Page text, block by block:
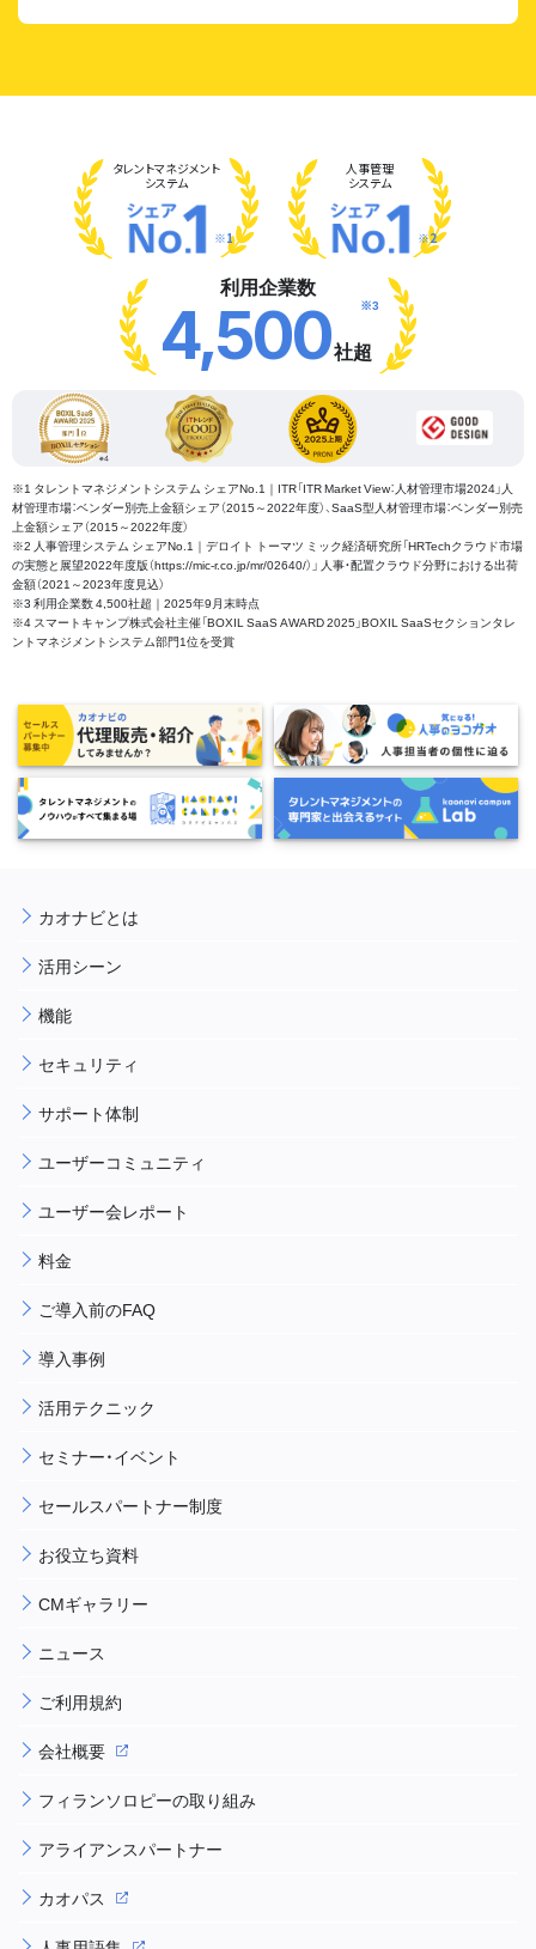
タレントマネジメント
システム
※1
人事管理
システム
※2
利用企業数
4,500社超
※3
※1 タレントマネジメントシステム シェアNo.1｜ITR「ITR Market View：人材管理市場2024」人
材管理市場：ベンダー別売上金額シェア（2015～2022年度）、SaaS型人材管理市場：ベンダー別売
上金額シェア（2015～2022年度）
※2 人事管理システム シェアNo.1｜デロイト トーマツ ミック経済研究所「HRTechクラウド市場
の実態と展望2022年度版（https://mic-r.co.jp/mr/02640/）」 人事・配置クラウド分野における出荷
金額（2021～2023年度見込）
※3 利用企業数 4,500社超｜2025年9月末時点
※4 スマートキャンプ株式会社主催「BOXIL SaaS AWARD 2025」BOXIL SaaSセクションタレ
ントマネジメントシステム部門1位を受賞
カオナビとは
活用シーン
機能
セキュリティ
サポート体制
ユーザーコミュニティ
ユーザー会レポート
料金
ご導入前のFAQ
導入事例
活用テクニック
セミナー・イベント
セールスパートナー制度
お役立ち資料
CMギャラリー
ニュース
ご利用規約
会社概要
フィランソロピーの取り組み
アライアンスパートナー
カオパス